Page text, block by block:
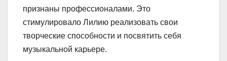
признаны профессионалами. Это
стимулировало Лилию реализовать свои
творческие способности и посвятить себя
музыкальной карьере.